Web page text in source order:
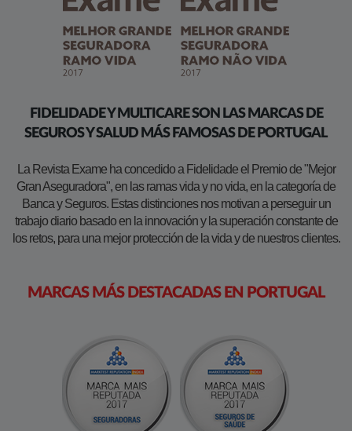
​FIDELIDADE Y MULTICARE SON LAS MARCAS DE
SEGUROS Y SALUD MÁS FAMOSAS DE PORTUGAL
La Revista Exame ha concedido a Fidelidade el Premio de "Mejor
Gran Aseguradora", en las ramas vida y no vida, en la categoría de
Banca y Seguros. Estas distinciones nos motivan a perseguir un
trabajo diario basado en la innovación y la superación constante de
los retos, para una mejor protección de la vida y de nuestros clientes.
MARCAS MÁS DESTACADAS EN PORTUGAL